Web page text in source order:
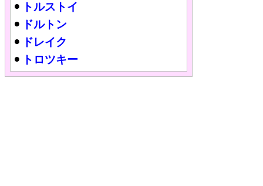
トルストイ
ドルトン
ドレイク
トロツキー